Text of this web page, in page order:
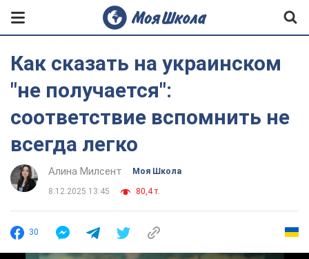
Как сказать на украинском
"не получается":
соответствие вспомнить не
всегда легко
Алина Милсент Моя Школа
8.12.2025 13:45 80,4 т.
30